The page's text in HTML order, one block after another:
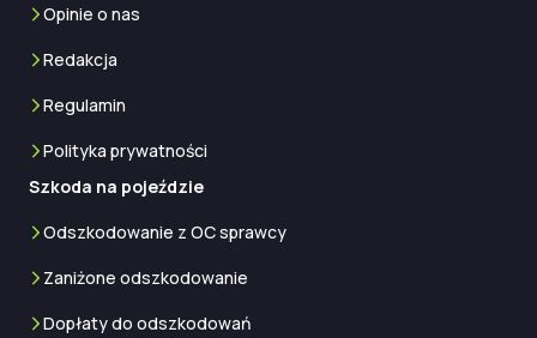
Opinie o nas
Redakcja
Regulamin
Polityka prywatności
Szkoda na pojeździe
Odszkodowanie z OC sprawcy
Zaniżone odszkodowanie
Dopłaty do odszkodowań